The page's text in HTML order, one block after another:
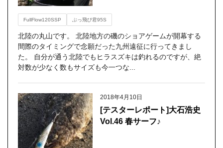
FullFlow120SSP ぶっ飛び君95S
北陸の丸山です。 北陸地方の磯のショアゲームが開幕する
間際のタイミングで念願だった九州遠征に行ってきまし
た。 自分が通う北陸でもヒラスズキは釣れるのですが、絶
対数が少なく数もサイズも今一つな...
2018年4月10日
[テスターレポート]大石浩史
Vol.46 春サーフ♪